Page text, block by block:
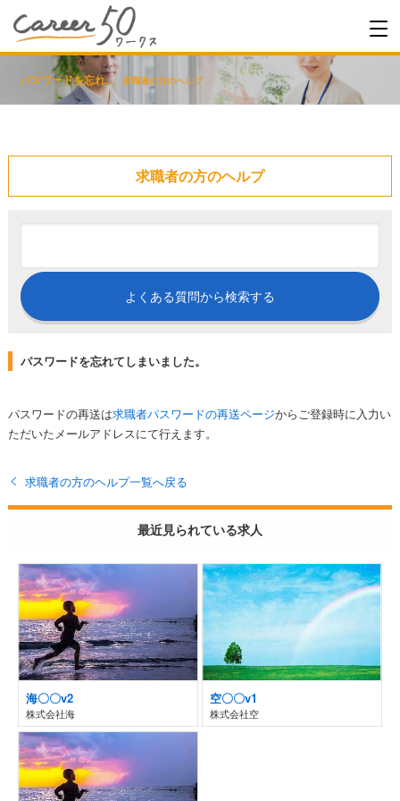
パスワードを忘れ... 求職者の方のヘルプ
求職者の方のヘルプ
パスワードを忘れてしまいました。
パスワードの再送は求職者パスワードの再送ページからご登録時に入力い
ただいたメールアドレスにて行えます。
求職者の方のヘルプ一覧へ戻る
最近見られている求人
海〇〇v2
株式会社海
空〇〇v1
株式会社空